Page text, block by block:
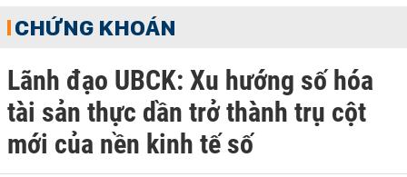
CHỨNG KHOÁN
Lãnh đạo UBCK: Xu hướng số hóa
tài sản thực dần trở thành trụ cột
mới của nền kinh tế số